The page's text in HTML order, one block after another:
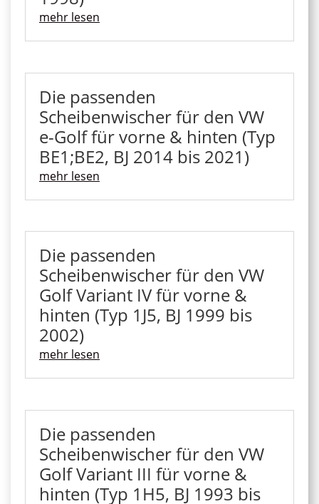
mehr lesen
Die passenden
Scheibenwischer für den VW
e-Golf für vorne & hinten (Typ
BE1;BE2, BJ 2014 bis 2021)
mehr lesen
Die passenden
Scheibenwischer für den VW
Golf Variant IV für vorne &
hinten (Typ 1J5, BJ 1999 bis
2002)
mehr lesen
Die passenden
Scheibenwischer für den VW
Golf Variant III für vorne &
hinten (Typ 1H5, BJ 1993 bis